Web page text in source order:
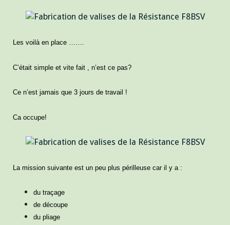
Les voilà en place …….
C’était simple et vite fait , n’est ce pas?
Ce n’est jamais que 3 jours de travail !
Ca occupe!
La mission suivante est un peu plus périlleuse car il y a :
du traçage
de découpe
du pliage